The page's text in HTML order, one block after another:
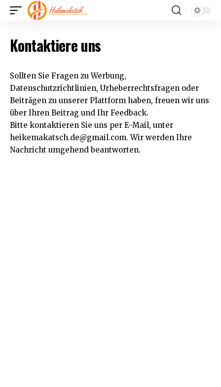
Kontaktiere uns
Sollten Sie Fragen zu Werbung,
Datenschutzrichtlinien, Urheberrechtsfragen oder
Beiträgen zu unserer Plattform haben, freuen wir uns
über Ihren Beitrag und Ihr Feedback.
Bitte kontaktieren Sie uns per E-Mail, unter
heikemakatsch.de@gmail.com. Wir werden Ihre
Nachricht umgehend beantworten.